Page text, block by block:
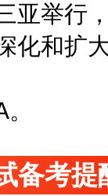
亚举行
化和扩
备考提